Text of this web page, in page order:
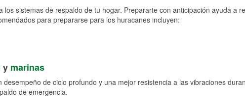
Conoce más
sistemas de respaldo de tu hogar. Prepararte con anticipación ayuda a
para prepararse para los huracanes incluyen:
y marinas
desempeño de ciclo profundo y una mejor resistencia a las vibraciones
de emergencia.